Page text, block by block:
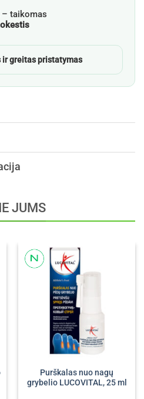
– taikomas
ir greitas pristatymas
JUMS
Purškalas nuo nagų
grybelio LUCOVITAL, 25 ml